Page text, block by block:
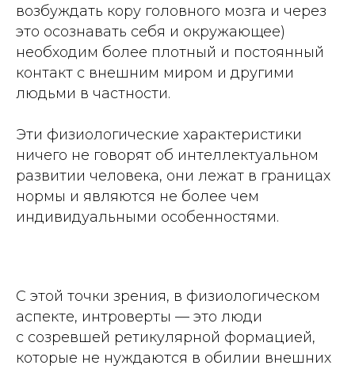
возбуждать кору головного мозга и через
это осознавать себя и окружающее)
необходим более плотный и постоянный
контакт с внешним миром и другими
людьми в частности.
Эти физиологические характеристики
ничего не говорят об интеллектуальном
развитии человека, они лежат в границах
нормы и являются не более чем
индивидуальными особенностями.
С этой точки зрения, в физиологическом
аспекте, интроверты — это люди
с созревшей ретикулярной формацией,
которые не нуждаются в обилии внешних